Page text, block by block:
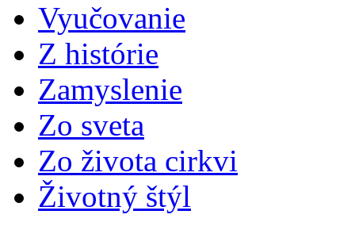
Vyučovanie
Z histórie
Zamyslenie
Zo sveta
Zo života cirkvi
Životný štýl